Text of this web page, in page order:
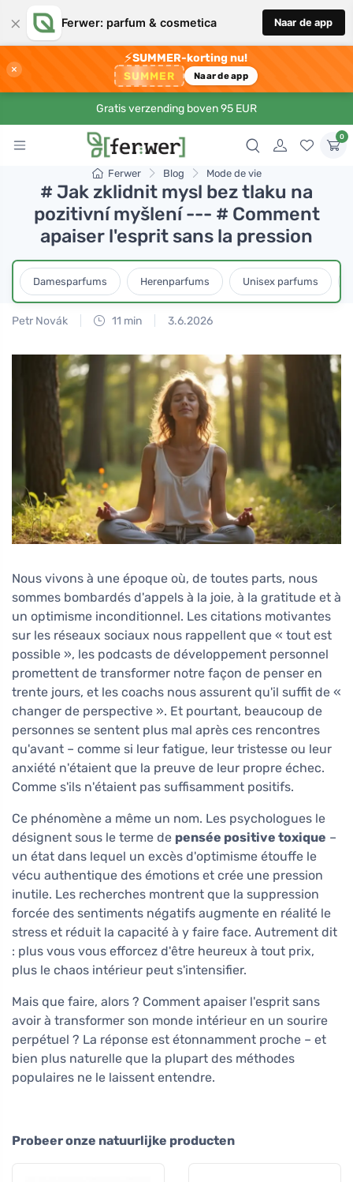
× Ferwer: parfum & cosmetica Naar de app
×
⚡SUMMER-korting nu!
SUMMER Naar de app
Gratis verzending boven 95 EUR
0
Ferwer Blog Mode de vie
# Jak zklidnit mysl bez tlaku na
pozitivní myšlení --- # Comment
apaiser l'esprit sans la pression
Damesparfums Herenparfums Unisex parfums
Petr Novák 11 min 3.6.2026
Nous vivons à une époque où, de toutes parts, nous
sommes bombardés d'appels à la joie, à la gratitude et à
un optimisme inconditionnel. Les citations motivantes
sur les réseaux sociaux nous rappellent que « tout est
possible », les podcasts de développement personnel
promettent de transformer notre façon de penser en
trente jours, et les coachs nous assurent qu'il suffit de «
changer de perspective ». Et pourtant, beaucoup de
personnes se sentent plus mal après ces rencontres
qu'avant – comme si leur fatigue, leur tristesse ou leur
anxiété n'étaient que la preuve de leur propre échec.
Comme s'ils n'étaient pas suffisamment positifs.
Ce phénomène a même un nom. Les psychologues le
désignent sous le terme de pensée positive toxique –
un état dans lequel un excès d'optimisme étouffe le
vécu authentique des émotions et crée une pression
inutile. Les recherches montrent que la suppression
forcée des sentiments négatifs augmente en réalité le
stress et réduit la capacité à y faire face. Autrement dit
: plus vous vous efforcez d'être heureux à tout prix,
plus le chaos intérieur peut s'intensifier.
Mais que faire, alors ? Comment apaiser l'esprit sans
avoir à transformer son monde intérieur en un sourire
perpétuel ? La réponse est étonnamment proche – et
bien plus naturelle que la plupart des méthodes
populaires ne le laissent entendre.
Probeer onze natuurlijke producten